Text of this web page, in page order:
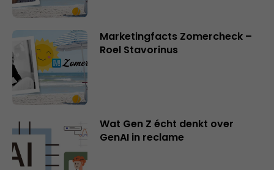
Marketingfacts Zomercheck –
Roel Stavorinus
Wat Gen Z écht denkt over
GenAI in reclame